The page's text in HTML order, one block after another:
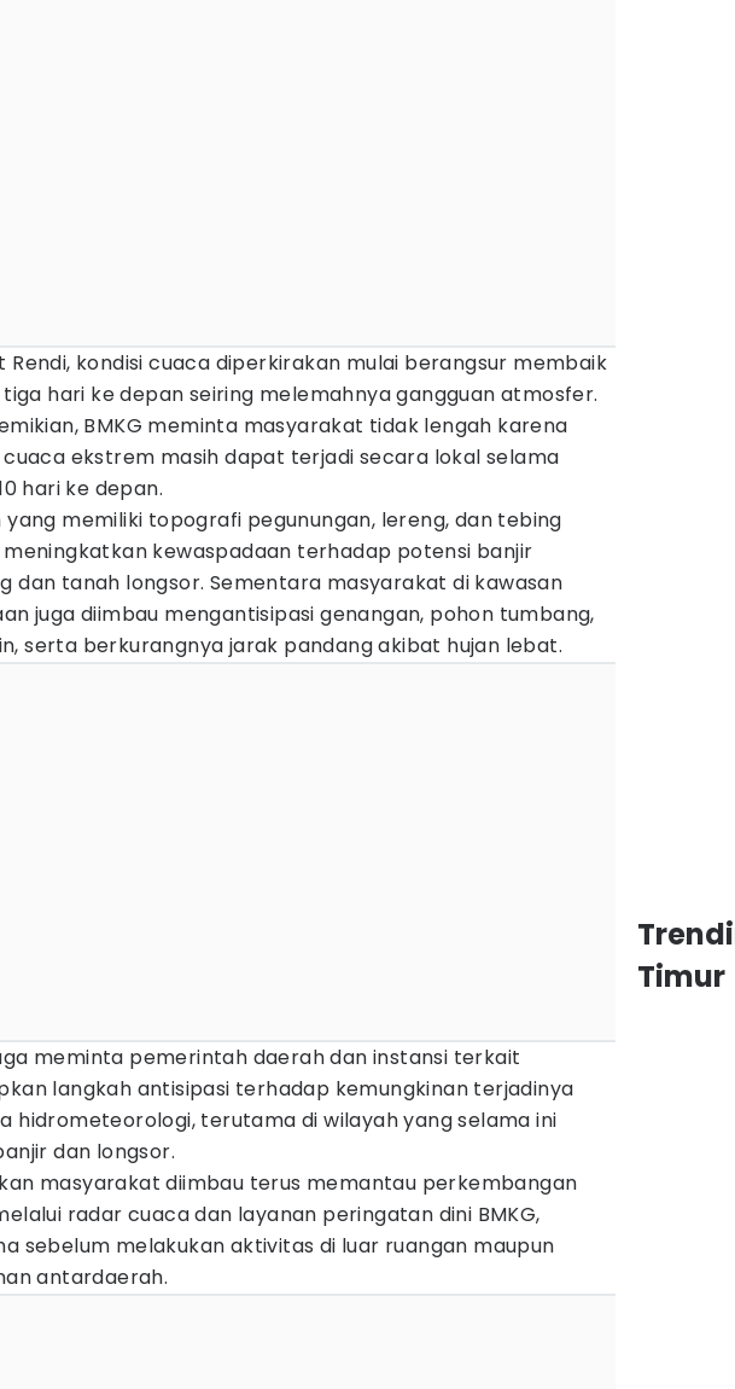
Rendi, kondisi cuaca diperkirakan mulai berangsur membaik
hari ke depan seiring melemahnya gangguan atmosfer.
BMKG meminta masyarakat tidak lengah karena
ekstrem masih dapat terjadi secara lokal selama
hari ke depan.
yang memiliki topografi pegunungan, lereng, dan tebing
kewaspadaan terhadap potensi banjir
dan tanah longsor. Sementara masyarakat di kawasan
juga diimbau mengantisipasi genangan, pohon tumbang,
serta berkurangnya jarak pandang akibat hujan lebat.
meminta pemerintah daerah dan instansi terkait
langkah antisipasi terhadap kemungkinan terjadinya
hidrometeorologi, terutama di wilayah yang selama ini
dan longsor.
masyarakat diimbau terus memantau perkembangan
radar cuaca dan layanan peringatan dini BMKG,
sebelum melakukan aktivitas di luar ruangan maupun
antardaerah.
Timur